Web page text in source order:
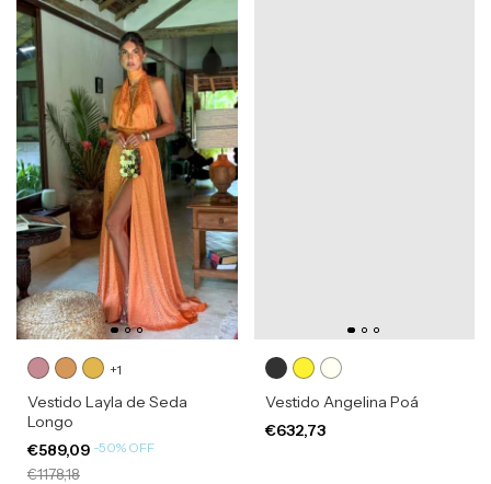
+1
Vestido Layla de Seda
Longo
€589,09 -50% OFF
€1178,18
Vestido Angelina Poá
€632,73